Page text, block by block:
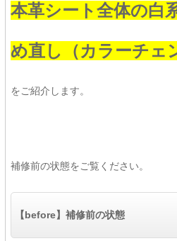
本革シート全体の白
め直し（カラーチェ
をご紹介します。
補修前の状態をご覧ください。
【before】補修前の状態